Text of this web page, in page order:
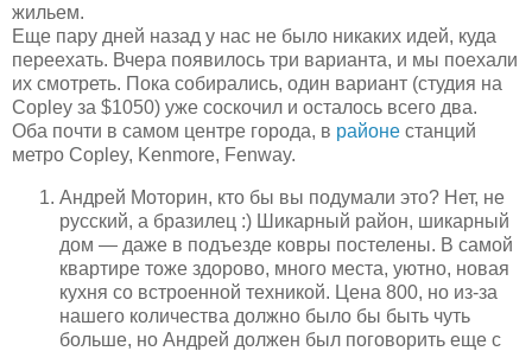
жильем.
Еще пару дней назад у нас не было никаких идей, куда
переехать. Вчера появилось три варианта, и мы поехали
их смотреть. Пока собирались, один вариант (студия на
Copley за $1050) уже соскочил и осталось всего два.
Оба почти в самом центре города, в районе станций
метро Copley, Kenmore, Fenway.
Андрей Моторин, кто бы вы подумали это? Нет, не
русский, а бразилец :) Шикарный район, шикарный
дом — даже в подъезде ковры постелены. В самой
квартире тоже здорово, много места, уютно, новая
кухня со встроенной техникой. Цена 800, но из-за
нашего количества должно было бы быть чуть
больше, но Андрей должен был поговорить еще с